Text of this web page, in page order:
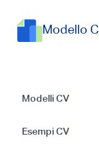
Modello
Modelli CV
Esempi CV
di un